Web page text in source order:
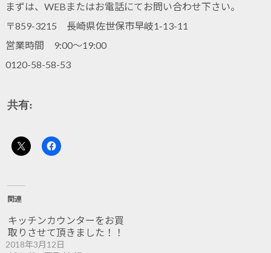
まずは、WEBまたはお電話にてお問い合わせ下さい。
〒859-3215 長崎県佐世保市早岐1-13-11
営業時間 9:00～19:00
0120-58-58-53
共有:
関連
キッチンカウンターをお買
取りさせて頂きました！！
2018年3月12日